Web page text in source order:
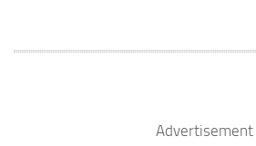
Advertisement